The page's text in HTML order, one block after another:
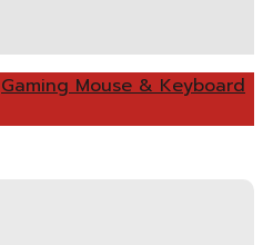
Gaming Mouse & Keyboard